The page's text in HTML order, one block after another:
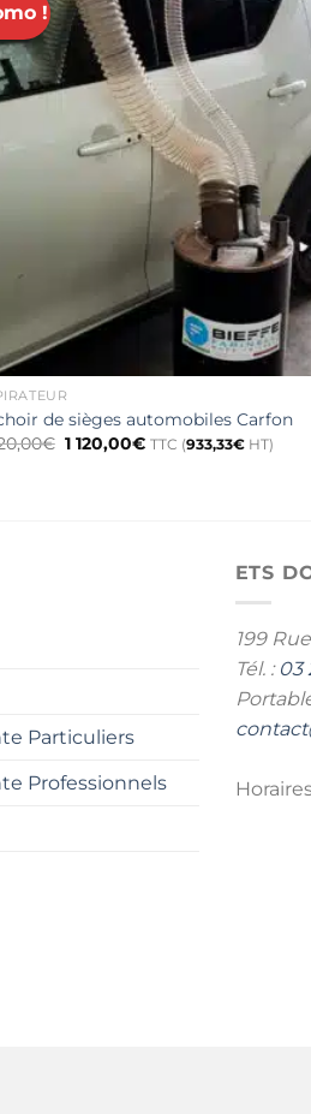
!
de sièges automobiles Carfon
€ Le
1 120,00€Le
TTC (933,33€ HT)
Particuliers
Professionnels
ETS
199
Tél. : 03